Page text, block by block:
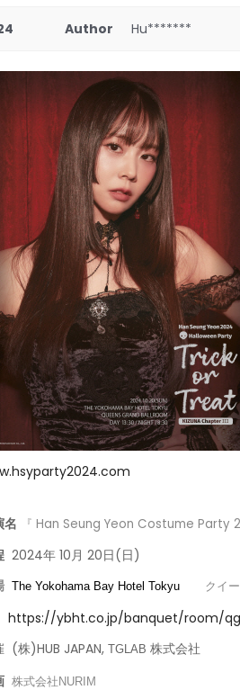
Author Hu*******
名 『 Han Seung Yeon Costume Party
2024年 10月 20日(日)
The Yokohama Bay Hotel Tokyu クイ
https://ybht.co.jp/banquet/room/
(株)HUB JAPAN, TGLAB 株式会社
株式会社NURIM